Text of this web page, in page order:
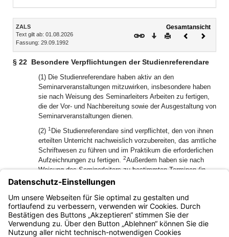
Inhalt
ZALS
Text gilt ab: 01.08.2026
Fassung: 29.09.1992
Gesamtansicht
Download
DruckenVorheriges
§ 22 Besondere Verpflichtungen der Studienreferendare
(1) Die Studienreferendare haben aktiv an den
Seminarveranstaltungen mitzuwirken, insbesondere haben
sie nach Weisung des Seminarleiters Arbeiten zu fertigen,
die der Vor- und Nachbereitung sowie der Ausgestaltung von
Seminarveranstaltungen dienen.
(2) 1 Die Studienreferendare sind verpflichtet, den von ihnen
erteilten Unterricht nachweislich vorzubereiten, das amtliche
Schriftwesen zu führen und im Praktikum die erforderlichen
Aufzeichnungen zu fertigen. 2Außerdem haben sie nach
Weisung des Seminarleiters zu bestimmten Terminen (in
der Regel zu Beratungsbesuchen) besondere
Unterrichtsvorbereitungen zu fertigen, und zwar im ersten
Ausbildungsabschnitt mindestens drei und im zweiten
Ausbildungsabschnitt mindestens eine.